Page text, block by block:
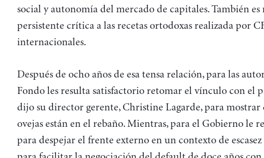
social y autonomía del mercado de capitales. También
persistente crítica a las recetas ortodoxas realizada por
internacionales.
Después de ocho años de esa tensa relación, para las
Fondo les resulta satisfactorio retomar el vínculo con el
dijo su director gerente, Christine Lagarde, para mostrar
ovejas están en el rebaño. Mientras, para el Gobierno le
para despejar el frente externo en un contexto de escasez